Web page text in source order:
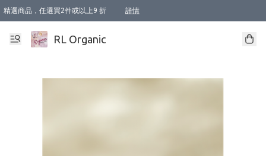
精選商品，任選買2件或以上9 折 詳情
XI周年優惠【新品自由選2件88折/3件85折】
XI周年優惠【Chakra 脈輪平衡自由選2件9折/3件85折/5件8折】
Florame 肌底自由選 2支9折 3支85折
XI周年優惠【蟲蟲退散 · 防衛結界﹞系列2件9折】
Sunki 任選2件95折
BIOFFICINA TOSCANA 任選2支9折 3支85折
Lamav 任選1件9折 2件85折
Mukti Organics 指定產品任選1件9折, 2件88折 3件85折
Intelligent Nutrients Skincare 任選2件9折
deodorant 任選2件88折
化妝品 任選2件95折
XI周年優惠【身心靈單品 任選2件9折/3件85折/5件8折】
XI周年優惠 【精油/香水 任選2件9折/3件85折/5件8折】
XI周年優惠【「關節到肌膚」全效養護 BODY OIL 組2件88折/3件85折】
XI周年優惠【夏日有機物理防曬套裝2件88折】
XI周年優惠【夏日潔面隨意選2件88折/3件85折】
XI周年優惠【逆齡奇蹟抗氧 11 自由選2件88折/3件85折/4件或以上8折】
新會員首次購物即享全單 95 折優惠！
成為VIP / VVIP 可享有生日月現金扣減獎賞優惠 !! 記得去賬户資料填上生日日期啦 !
選用順豐速運，滿$500 免運費
本地速遞 京東 送住宅/ 工商地址 $400 免運費
澳門訂單選用順豐速運，滿$800 免運費
RL Organic